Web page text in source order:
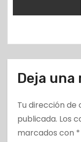
Deja
Tu dirección
publicada. Los
marcados con *